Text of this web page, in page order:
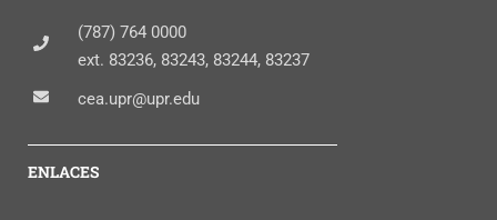
(787) 764 0000
ext. 83236, 83243, 83244, 83237
cea.upr@upr.edu
ENLACES